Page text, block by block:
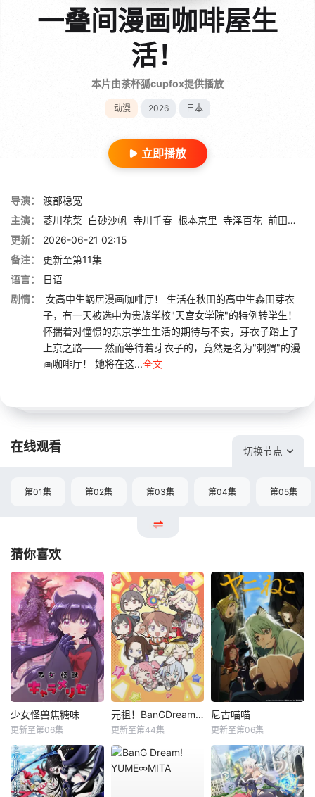
一叠间漫画咖啡屋生
活！
本片由茶杯狐cupfox提供播放
动漫 2026 日本
立即播放
导演：
渡部稳宽
主演：
菱川花菜 白砂沙帆 寺川千春 根本京里 寺泽百花 前田佳织里
更新：
2026-06-21 02:15
备注：
更新至第11集
语言：
日语
剧情：
女高中生蜗居漫画咖啡厅！ 生活在秋田的高中生森田芽衣
子，有一天被选中为贵族学校"天宫女学院"的特例转学生！
怀揣着对憧憬的东京学生生活的期待与不安，芽衣子踏上了
上京之路—— 然而等待着芽衣子的，竟然是名为"刺猬"的漫
画咖啡厅！ 她将在这...全文
在线观看 切换节点
第01集 第02集 第03集 第04集 第05集
猜你喜欢
少女怪兽焦糖味
更新至第06集
元祖！BanGDream酱
更新至第44集
尼古喵喵
更新至第06集